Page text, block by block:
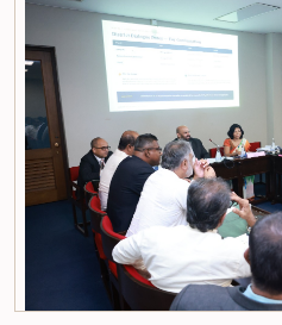
වසරවල පාර්ලිමේන්තු තේරීම් කාරක
සංවිධාන විසින් ඉදිරිපත් කර ඇති
ප්‍රතිසංස්කරණ සම්බන්ධයෙන් දීර්ඝ ලෙස
පාලන මැතිවරණ ක්‍රමය සඳහා මිශ්‍ර
හා සුළුතර කණ්ඩායම්වල නියෝජනය
වැඩිදියුණු කිරීම, විද්‍යුත් ඡන්ද
ප්‍රකාශ කිරීමේ පහසුකම් සැලසීම ඇතුළු
විය. එමෙන්ම විදේශගත ශ්‍රී
වන යෝජනා පිළිබඳව ද සලකා බැලුණු
පරිපාලනමය ප්‍රතිපාදන පිළිබඳ වැඩිදුර
අවධාරණය කෙරිණි.කාරක සභාව
ලැබී ඇති යෝජනා 31 සහ පූර්ව
විශ්ලේෂණය කර ප්‍රායෝගික නිර්දේශ
අතර, එම නිර්දේශ සමාලෝචනය කිරීම
සභාව තීරණය කළේය.මෙම රැස්වීමට